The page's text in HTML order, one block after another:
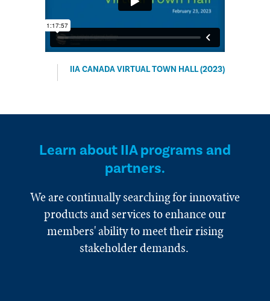
IIA CANADA VIRTUAL TOWN HALL (2023)
Learn about IIA programs and
partners.
We are continually searching for innovative
products and services to enhance our
members' ability to meet their rising
stakeholder demands.